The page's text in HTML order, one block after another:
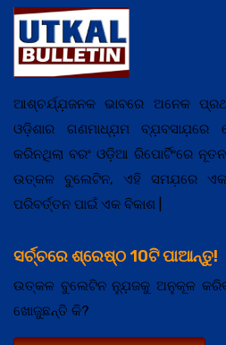
ଆଶ୍ଚର୍ଯ୍ଯ଼ଜନକ ଭାବରେ ଅନେକ
ଓଡ଼ିଶାର ଗଣମାଧ୍ଯ଼ମ
କରିନଥିଲା ବରଂ ଓଡ଼ିଆ ରିପୋର୍ଟିଂରେ
ଉତ୍କଳ ବୁଲେଟିନ, ଏହି ସମଯ଼ରେ ଏକ
ପରିବର୍ତ୍ତନ ପାଇଁ ଏକ ବିକାଶ |
ସର୍ଚ୍ଚରେ ଶ୍ରେଷ୍ଠ 10ଟି ପାଆନ୍ତୁ!
ଉତ୍କଳ ବୁଲେଟିନ ନ୍ଯ଼ୁଜକୁ ଅନୁକୂଳ
ଖୋଜୁଛନ୍ତି କି?